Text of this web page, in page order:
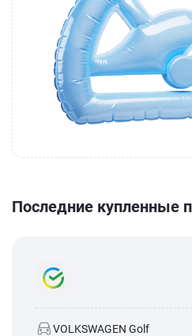
Последние купленные
VOLKSWAGEN Golf